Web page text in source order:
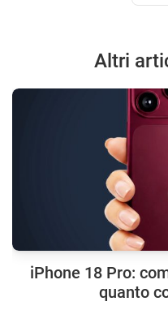
Altri
iPhone 18 Pro:
quanto